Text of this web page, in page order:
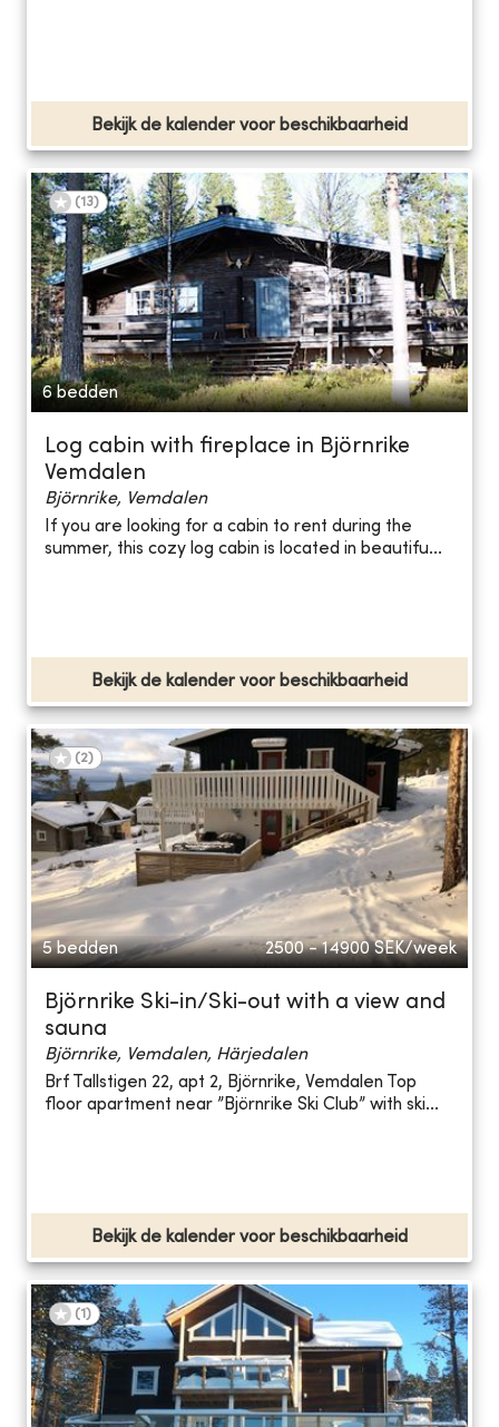
Bekijk de kalender voor beschikbaarheid
(13)
6 bedden
Log cabin with fireplace in Björnrike
Vemdalen
Björnrike, Vemdalen
If you are looking for a cabin to rent during the
summer, this cozy log cabin is located in beautifu...
Bekijk de kalender voor beschikbaarheid
(2)
5 bedden 2500 - 14900 SEK/week
Björnrike Ski-in/Ski-out with a view and
sauna
Björnrike, Vemdalen, Härjedalen
Brf Tallstigen 22, apt 2, Björnrike, Vemdalen Top
floor apartment near ”Björnrike Ski Club” with ski...
Bekijk de kalender voor beschikbaarheid
(1 )